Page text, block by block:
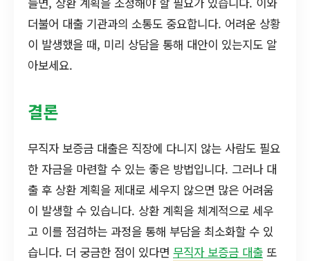
더불어 대출 기관과의 소통도 중요합니다. 어려운 상황
이 발생했을 때, 미리 상담을 통해 대안이 있는지도 알
아보세요.
결론
무직자 보증금 대출은 직장에 다니지 않는 사람도 필요
한 자금을 마련할 수 있는 좋은 방법입니다. 그러나 대
출 후 상환 계획을 제대로 세우지 않으면 많은 어려움
이 발생할 수 있습니다. 상환 계획을 체계적으로 세우
고 이를 점검하는 과정을 통해 부담을 최소화할 수 있
습니다. 더 궁금한 점이 있다면 무직자 보증금 대출 또